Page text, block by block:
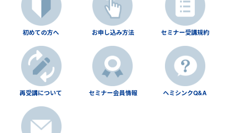
初めての方へ お申し込み方法 セミナー受講規約
再受講について セミナー会員情報 ヘミシンクQ&A